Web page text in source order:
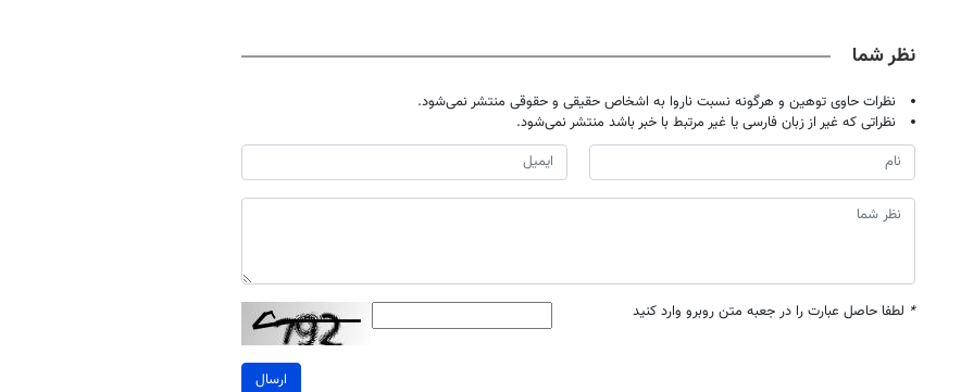
نظر شما
نظرات حاوی توهین و هرگونه نسبت ناروا به اشخاص حقیقی و حقوقی منتشر نمی‌شود.
نظراتی که غیر از زبان فارسی یا غیر مرتبط با خبر باشد منتشر نمی‌شود.
* لطفا حاصل عبارت را در جعبه متن روبرو وارد کنید
ارسال